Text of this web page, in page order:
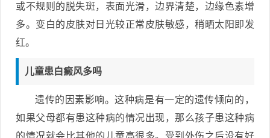
或不规则的脱失斑，表面光滑，边界清楚，边缘色素增
多。变白的皮肤对日光较正常皮肤敏感，稍晒太阳即发
红。
儿童患白癜风多吗
遗传的因素影响。这种病是有一定的遗传倾向的，
如果父母都有患这种病的情况出现，那么孩子患这种病
的情况就会比其他的儿童高很多。受到外伤之后没有好